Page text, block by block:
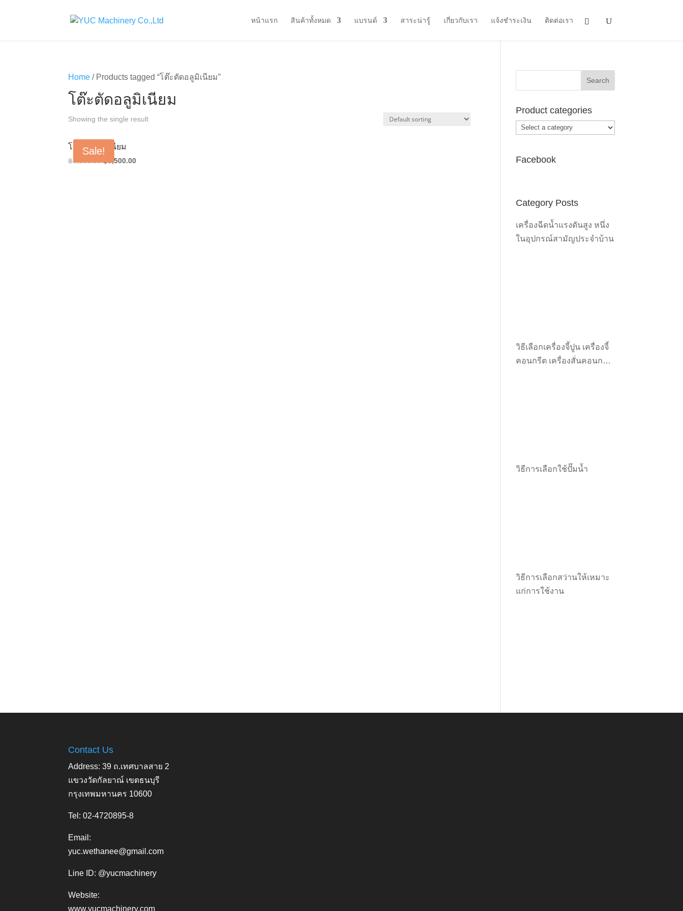
หน้าแรก สินค้าทั้งหมด แบรนด์ สาระน่ารู้ เกี่ยวกับเรา แจ้งชำระเงิน ติดต่อเรา
Home / Products tagged “โต๊ะตัดอลูมิเนียม”
โต๊ะตัดอลูมิเนียม
Showing the single result
Sale!
โต๊ะตัดอลูมิเนียม
฿9,500.00
Original
8,500.00Current
Product categories
Facebook
Category Posts
เครื่องฉีดน้ำแรงดันสูง หนึ่ง
ในอุปกรณ์สามัญประจำบ้าน
วิธีเลือกเครื่องจี้ปูน เครื่องจี้
คอนกรีต เครื่องสั่นคอนกรีต
วิธีการเลือกใช้ปั๊มน้ำ
วิธีการเลือกสว่านให้เหมาะ
แก่การใช้งาน
Contact Us
Address: 39 ถ.เทศบาลสาย 2
แขวงวัดกัลยาณ์ เขตธนบุรี
กรุงเทพมหานคร 10600
Tel: 02-4720895-8
Email:
yuc.wethanee@gmail.com
Line ID: @yucmachinery
Website:
www.yucmachinery.com